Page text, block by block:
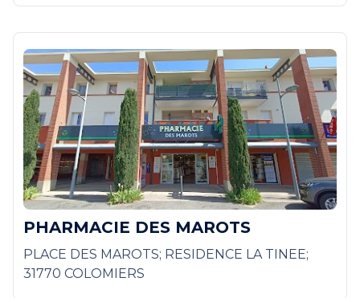
PHARMACIE DES MAROTS
PLACE DES MAROTS; RESIDENCE LA TINEE;
31770 COLOMIERS